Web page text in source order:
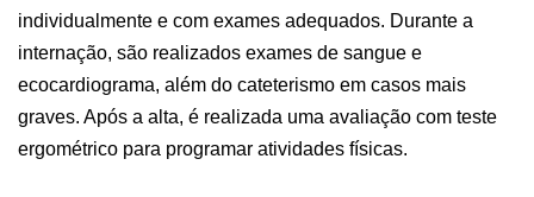
individualmente e com exames adequados. Durante a
internação, são realizados exames de sangue e
ecocardiograma, além do cateterismo em casos mais
graves. Após a alta, é realizada uma avaliação com teste
ergométrico para programar atividades físicas.